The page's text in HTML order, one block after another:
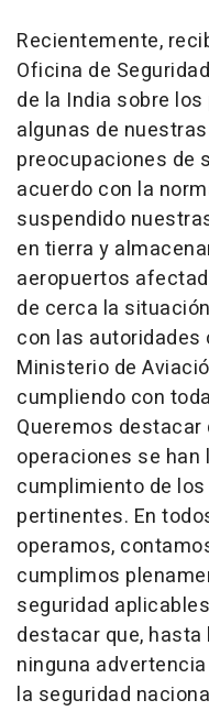
Recientemente,
Oficina de
de la India sobre
algunas de
preocupaciones de
acuerdo con la
suspendido
en tierra y
aeropuertos
de cerca la
con las
Ministerio de
cumpliendo con
Queremos
operaciones se
cumplimiento de
pertinentes. En
operamos,
cumplimos
seguridad
destacar que,
ninguna
la seguridad